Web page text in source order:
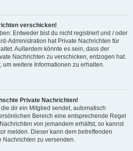
verschicken!
Entweder bist du nicht registriert und / oder
Administration hat Private Nachrichten für
Außerdem könnte es sein, dass der
Nachrichten zu verschicken, entzogen hat.
um weitere Informationen zu erhalten.
Private Nachrichten!
dir ein Mitglied sendet, automatisch
Bereich eine entsprechende Regel
von jemandem erhältst, so kannst
melden. Dieser kann dem betreffenden
Nachrichten zu versenden.